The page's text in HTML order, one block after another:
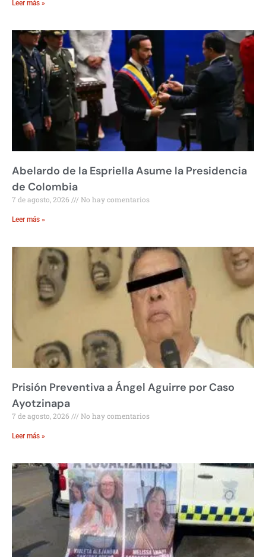
Leer más »
Abelardo de la Espriella Asume la Presidencia
de Colombia
7 de agosto, 2026 No hay comentarios
Leer más »
Prisión Preventiva a Ángel Aguirre por Caso
Ayotzinapa
7 de agosto, 2026 No hay comentarios
Leer más »